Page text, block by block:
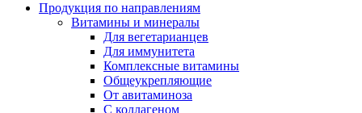
Продукция по направлениям
Витамины и минералы
Для вегетарианцев
Для иммунитета
Комплексные витамины
Общеукрепляющие
От авитаминоза
С коллагеном